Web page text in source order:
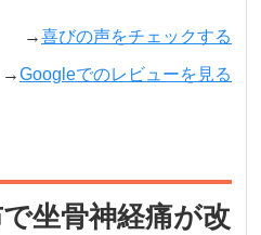
→喜びの声をチェックする
→Googleでのレビューを見る
坐骨神経痛が改